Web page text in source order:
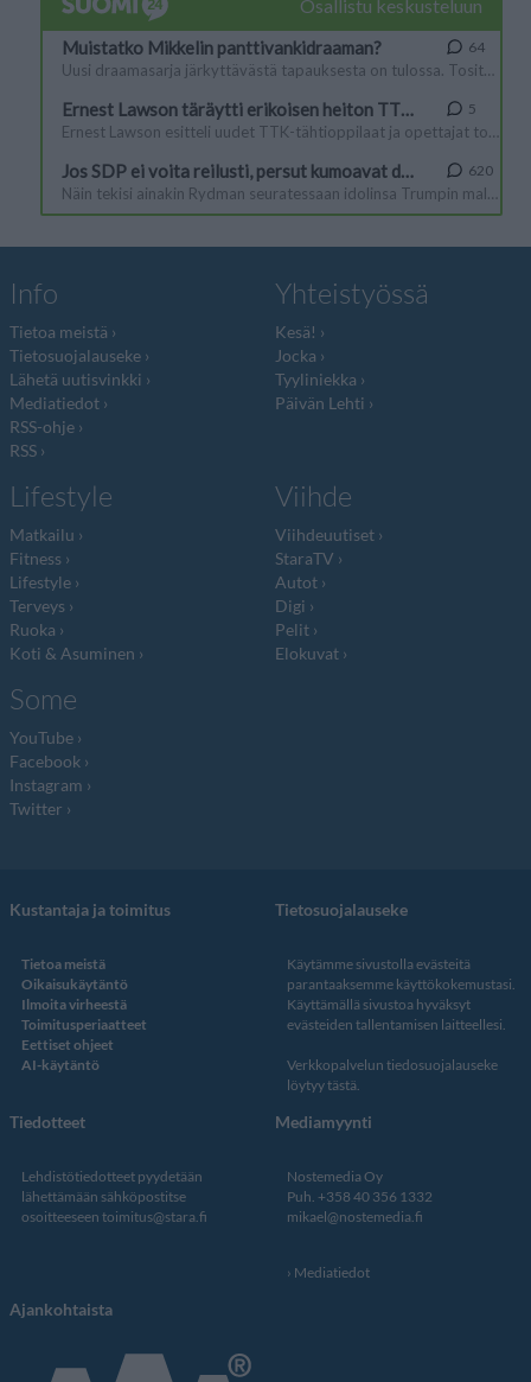
Info
Tietoa meistä
Tietosuojalauseke
Lähetä uutisvinkki
Mediatiedot
RSS-ohje
RSS
Yhteistyössä
Kesä!
Jocka
Tyyliniekka
Päivän Lehti
Lifestyle
Matkailu
Fitness
Lifestyle
Terveys
Ruoka
Koti & Asuminen
Viihde
Viihdeuutiset
StaraTV
Autot
Digi
Pelit
Elokuvat
Some
YouTube
Facebook
Instagram
Twitter
Kustantaja ja toimitus
Tietoa meistä
Oikaisukäytäntö
Ilmoita virheestä
Toimitusperiaatteet
Eettiset ohjeet
AI-käytäntö
Tietosuojalauseke
Käytämme sivustolla evästeitä
parantaaksemme käyttökokemustasi.
Käyttämällä sivustoa hyväksyt
evästeiden tallentamisen laitteellesi.
Verkkopalvelun tiedosuojalauseke
löytyy tästä
Tiedotteet
Lehdistötiedotteet pyydetään
lähettämään sähköpostitse
osoitteeseen toimitus@stara.fi
Mediamyynti
Nostemedia Oy
Puh. +358 40 356 1332
mikael@nostemedia.fi
Mediatiedot
Ajankohtaista